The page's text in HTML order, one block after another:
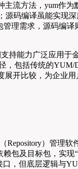
流方法，yum作
码编译虽能实现
理需求，源码编
持能力广泛应用
包括传统的
开比较，为企业用
）管理
包及目标包，实
，但底层逻辑与